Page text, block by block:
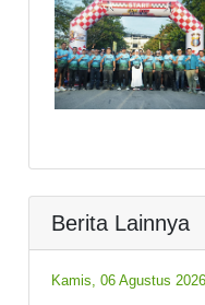
Berita Lainnya
Kamis, 06 Agustus 2026